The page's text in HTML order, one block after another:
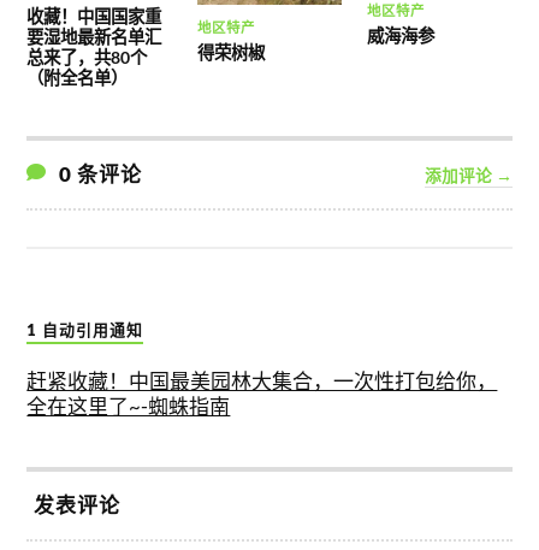
收藏！中国国家重
要湿地最新名单汇
总来了，共80个
（附全名单）
地区特产
得荣树椒
地区特产
威海海参
0 条评论 添加评论 →
1 自动引用通知
赶紧收藏！中国最美园林大集合，一次性打包给你，
全在这里了~-蜘蛛指南
发表评论